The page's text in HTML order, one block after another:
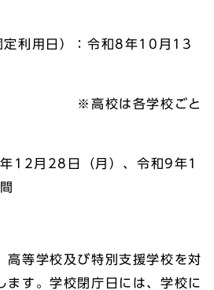
利用日）：令和8年10月13
各学校ごと
月28日（月）、令和9年1
高等学校及び特別支援学校を対
ます。学校閉庁日には、学校に